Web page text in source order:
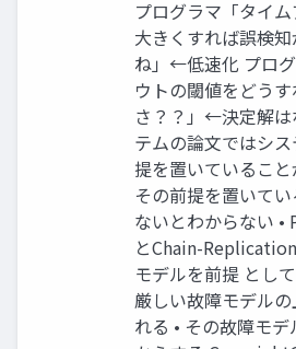
プログラマ「タイ
大きくすれば誤検
ね」←低速化 プロ
ウトの閾値をどう
さ？？」←決定解は
テムの論文ではシ
提を置いているこ
その前提を置いて
ないとわからない
とChain-
モデルを前提 とし
厳しい故障モデル
れる • その故障モ